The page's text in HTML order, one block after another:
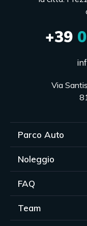
+39
Via
Parco Auto
Noleggio
FAQ
Team